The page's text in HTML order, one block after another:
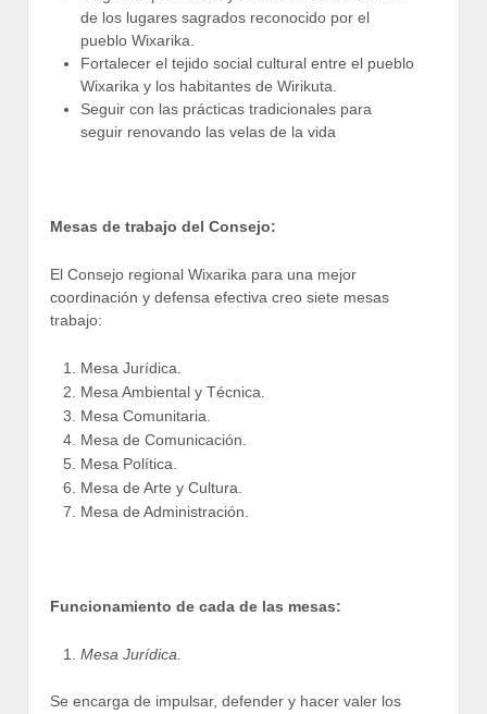
de los lugares sagrados reconocido por el
pueblo Wixarika.
Fortalecer el tejido social cultural entre el pueblo
Wixarika y los habitantes de Wirikuta.
Seguir con las prácticas tradicionales para
seguir renovando las velas de la vida
Mesas de trabajo del Consejo:
El Consejo regional Wixarika para una mejor
coordinación y defensa efectiva creo siete mesas
trabajo:
Mesa Jurídica.
Mesa Ambiental y Técnica.
Mesa Comunitaria.
Mesa de Comunicación.
Mesa Política.
Mesa de Arte y Cultura.
Mesa de Administración.
Funcionamiento de cada de las mesas:
Mesa Jurídica.
Se encarga de impulsar, defender y hacer valer los